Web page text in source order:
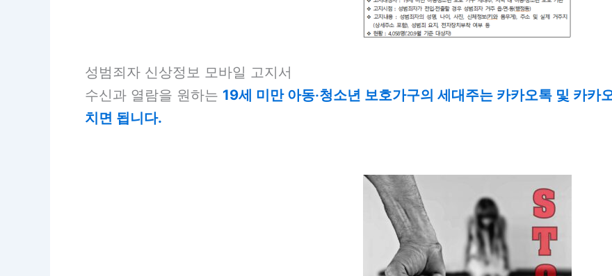
성범죄자 신상정보 모바일 고지서
수신과 열람을 원하는 19세 미만 아동‧청소년 보호가구의 세대주는 카카오톡 및 카카
치면 됩니다.